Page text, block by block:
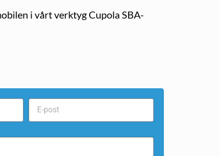
i vårt verktyg Cupola SBA-